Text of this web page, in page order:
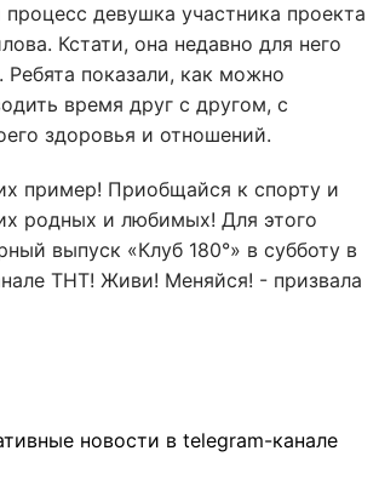
девушка участника проекта
Кстати, она недавно для него
Ребята показали, как можно
время друг с другом, с
здоровья и отношений.
пример! Приобщайся к спорту и
родных и любимых! Для этого
выпуск «Клуб 180°» в субботу в
ТНТ! Живи! Меняйся! - призвала
новости в telegram-канале